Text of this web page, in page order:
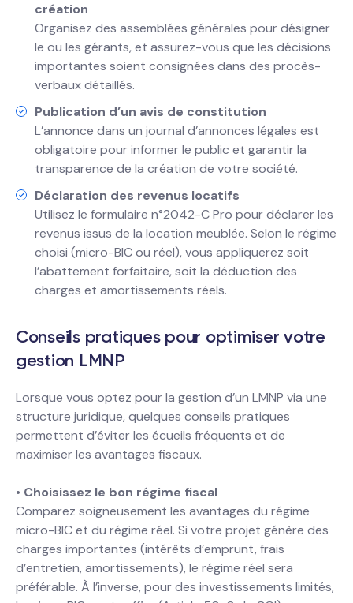
création
Organisez des assemblées générales pour désigner
le ou les gérants, et assurez-vous que les décisions
importantes soient consignées dans des procès-
verbaux détaillés.
Publication d’un avis de constitution
L’annonce dans un journal d’annonces légales est
obligatoire pour informer le public et garantir la
transparence de la création de votre société.
Déclaration des revenus locatifs
Utilisez le formulaire n°2042-C Pro pour déclarer les
revenus issus de la location meublée. Selon le régime
choisi (micro-BIC ou réel), vous appliquerez soit
l’abattement forfaitaire, soit la déduction des
charges et amortissements réels.
Conseils pratiques pour optimiser votre
gestion LMNP
Lorsque vous optez pour la gestion d’un LMNP via une
structure juridique, quelques conseils pratiques
permettent d’éviter les écueils fréquents et de
maximiser les avantages fiscaux.
• Choisissez le bon régime fiscal
Comparez soigneusement les avantages du régime
micro-BIC et du régime réel. Si votre projet génère des
charges importantes (intérêts d’emprunt, frais
d’entretien, amortissements), le régime réel sera
préférable. À l’inverse, pour des investissements limités,